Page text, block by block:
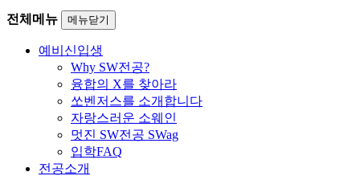
전체메뉴 메뉴닫기
예비신입생
Why SW전공?
융합의 X를 찾아라
쏘벤저스를 소개합니다
자랑스러운 소웨인
멋진 SW전공 SWag
입학FAQ
전공소개